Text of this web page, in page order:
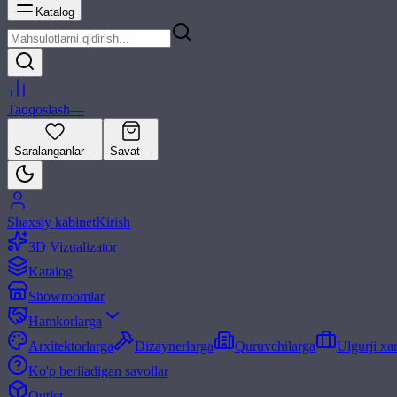
Katalog
Taqqoslash—
Saralanganlar— Savat—
Shaxsiy kabinetKirish
3D Vizualizator
Katalog
Showroomlar
Hamkorlarga
Arxitektorlarga
Dizaynerlarga Quruvchilarga
Ulgurji
Ko'p beriladigan savollar